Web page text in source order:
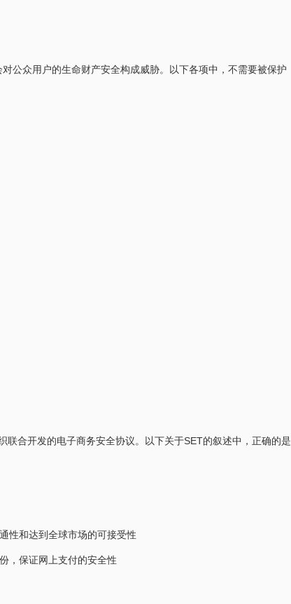
公众用户的生命财产安全构成威胁。以下各项中，不需要被保护
合开发的电子商务安全协议。以下关于SET的叙述中，正确的是
性和达到全球市场的可接受性
，保证网上支付的安全性